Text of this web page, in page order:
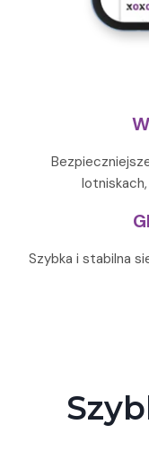
Szybka i stabilna